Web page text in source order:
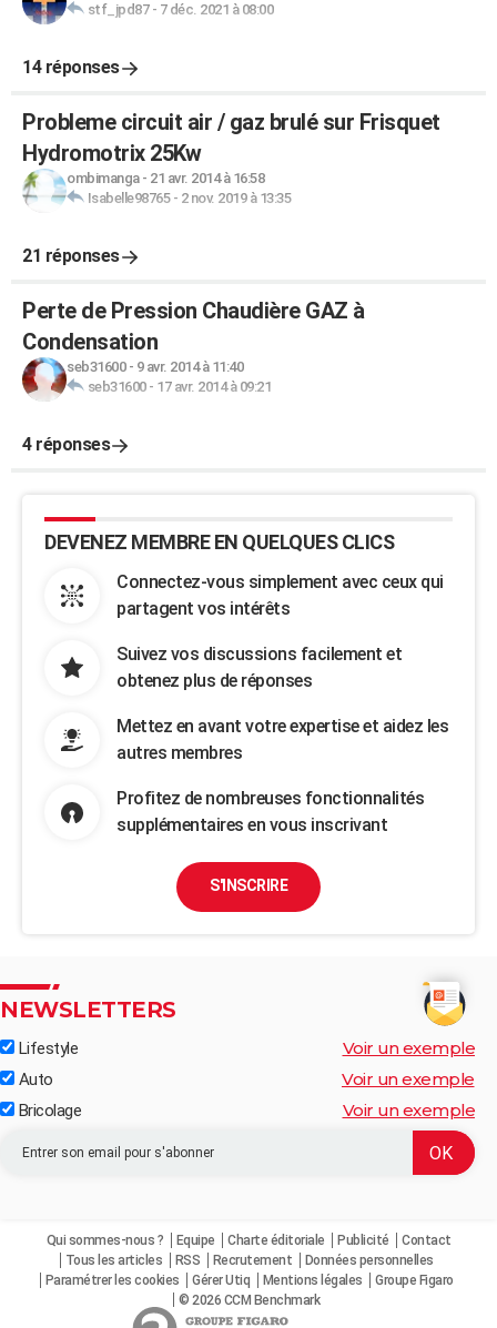
stf_jpd87- 7 déc. 2021 à 08:00
14 réponses
Probleme circuit air / gaz brulé sur Frisquet
Hydromotrix 25Kw
ombimanga- 21 avr. 2014 à 16:58
Isabelle98765- 2 nov. 2019 à 13:35
21 réponses
Perte de Pression Chaudière GAZ à
Condensation
seb31600- 9 avr. 2014 à 11:40
seb31600- 17 avr. 2014 à 09:21
4 réponses
DEVENEZ MEMBRE EN QUELQUES CLICS
Connectez-vous simplement avec ceux qui
partagent vos intérêts
Suivez vos discussions facilement et
obtenez plus de réponses
Mettez en avant votre expertise et aidez les
autres membres
Profitez de nombreuses fonctionnalités
supplémentaires en vous inscrivant
S'INSCRIRE
NEWSLETTERS
Lifestyle Voir un exemple
Auto Voir un exemple
Bricolage Voir un exemple
Qui sommes-nous ? Equipe Charte éditoriale Publicité
Contact
Tous les articles
RSS Recrutement
Données personnelles
Paramétrer les cookies
Gérer Utiq Mentions légales
Groupe Figaro
© 2026 CCM Benchmark